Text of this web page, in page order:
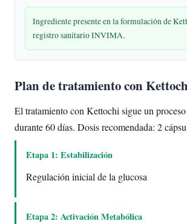
Ingrediente presente en la formulación de
registro sanitario INVIMA.
Plan de tratamiento con
El tratamiento con Kettochi sigue un proceso
durante 60 días. Dosis recomendada: 2
Etapa 1: Estabilización
Regulación inicial de la glucosa
Etapa 2: Activación Metabólica